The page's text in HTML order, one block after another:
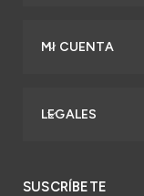
MI CUENTA
LEGALES
SUSCRÍBETE